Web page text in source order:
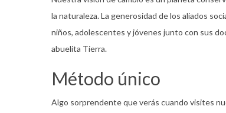
la naturaleza. La generosidad de los aliados
niños, adolescentes y jóvenes junto con sus
abuelita Tierra.
Método único
Algo sorprendente que verás cuando visites